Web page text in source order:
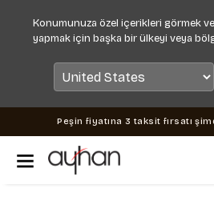
Konumunuza özel içerikleri görmek
yapmak için başka bir ülkeyi veya
Peşin fiyatına 3 taksit fırsatı